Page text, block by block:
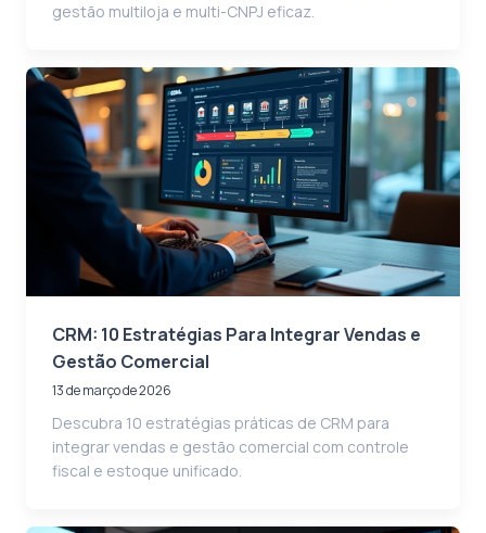
gestão multiloja e multi-CNPJ eficaz.
CRM: 10 Estratégias Para Integrar Vendas e
Gestão Comercial
13 de março de 2026
Descubra 10 estratégias práticas de CRM para
integrar vendas e gestão comercial com controle
fiscal e estoque unificado.